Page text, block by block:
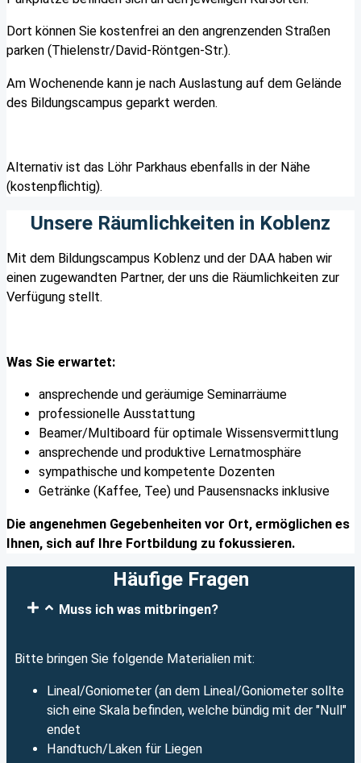
Dort können Sie kostenfrei an den angrenzenden Straßen
parken (Thielenstr/David-Röntgen-Str.).
Am Wochenende kann je nach Auslastung auf dem Gelände
des Bildungscampus geparkt werden.
Alternativ ist das Löhr Parkhaus ebenfalls in der Nähe
(kostenpflichtig).
Unsere Räumlichkeiten in Koblenz
Mit dem Bildungscampus Koblenz und der DAA haben wir
einen zugewandten Partner, der uns die Räumlichkeiten zur
Verfügung stellt.
Was Sie erwartet:
ansprechende und geräumige Seminarräume
professionelle Ausstattung
Beamer/Multiboard für optimale Wissensvermittlung
ansprechende und produktive Lernatmosphäre
sympathische und kompetente Dozenten
Getränke (Kaffee, Tee) und Pausensnacks inklusive
Die angenehmen Gegebenheiten vor Ort, ermöglichen es
Ihnen, sich auf Ihre Fortbildung zu fokussieren.
Häufige Fragen
Muss ich was mitbringen?
Bitte bringen Sie folgende Materialien mit:
Lineal/Goniometer (an dem Lineal/Goniometer sollte
sich eine Skala befinden, welche bündig mit der "Null"
endet
Handtuch/Laken für Liegen